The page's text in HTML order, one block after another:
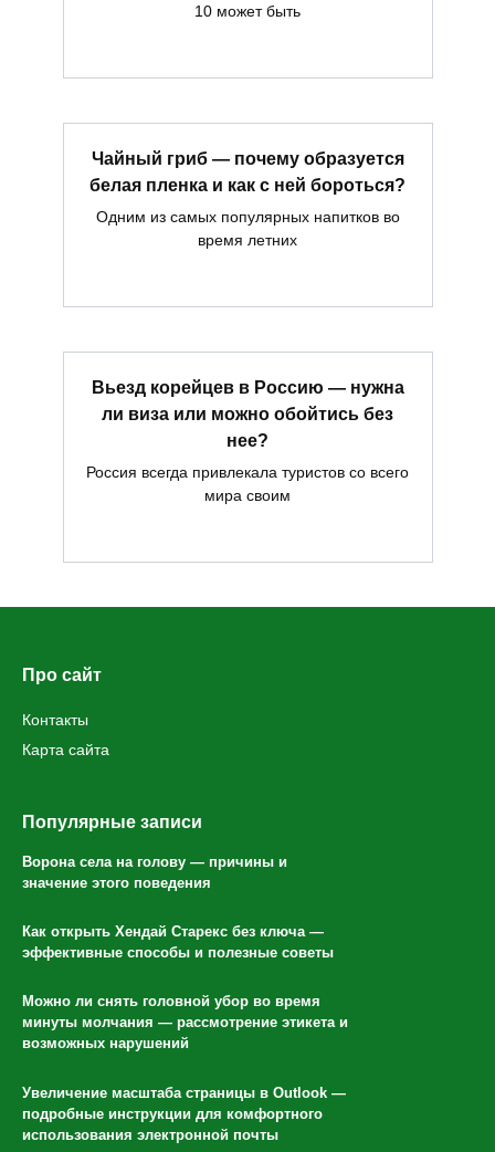
10 может быть
Чайный гриб — почему образуется
белая пленка и как с ней бороться?
Одним из самых популярных напитков во
время летних
Вьезд корейцев в Россию — нужна
ли виза или можно обойтись без
нее?
Россия всегда привлекала туристов со всего
мира своим
Про сайт
Контакты
Карта сайта
Популярные записи
Ворона села на голову — причины и
значение этого поведения
Как открыть Хендай Старекс без ключа —
эффективные способы и полезные советы
Можно ли снять головной убор во время
минуты молчания — рассмотрение этикета и
возможных нарушений
Увеличение масштаба страницы в Outlook —
подробные инструкции для комфортного
использования электронной почты